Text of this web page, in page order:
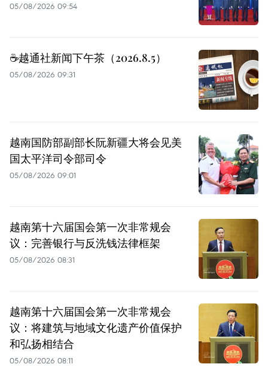
05/08/2026 09:54
☕️越通社新闻下午茶（2026.8.5）
05/08/2026 09:31
越南国防部副部长阮新疆大将会见美
国太平洋司令部司令
05/08/2026 09:01
越南第十六届国会第一次非常规会
议：完善银行与反洗钱法律框架
05/08/2026 08:31
越南第十六届国会第一次非常规会
议：将建筑与地域文化遗产价值保护
和弘扬相结合
05/08/2026 08:11